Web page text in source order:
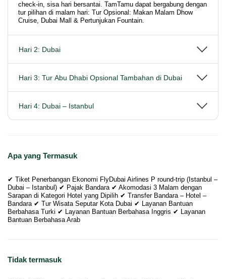
check-in, sisa hari bersantai. TamTamu dapat bergabung dengan
tur pilihan di malam hari: Tur Opsional: Makan Malam Dhow
Cruise, Dubai Mall & Pertunjukan Fountain.
Hari 2: Dubai
Hari 3: Tur Abu Dhabi Opsional Tambahan di Dubai
Hari 4: Dubai – Istanbul
Apa yang Termasuk
✔ Tiket Penerbangan Ekonomi FlyDubai Airlines P round-trip (Istanbul –
Dubai – Istanbul) ✔ Pajak Bandara ✔ Akomodasi 3 Malam dengan
Sarapan di Kategori Hotel yang Dipilih ✔ Transfer Bandara – Hotel –
Bandara ✔ Tur Wisata Seputar Kota Dubai ✔ Layanan Bantuan
Berbahasa Turki ✔ Layanan Bantuan Berbahasa Inggris ✔ Layanan
Bantuan Berbahasa Arab
Tidak termasuk